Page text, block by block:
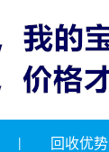
回收优势